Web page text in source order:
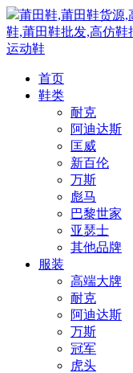
莆田鞋,莆田鞋货源,
鞋,莆田鞋批发,高仿鞋
运动鞋
首页
鞋类
耐克
阿迪达斯
匡威
新百伦
万斯
彪马
巴黎世家
亚瑟士
其他品牌
服装
高端大牌
耐克
阿迪达斯
万斯
冠军
虎头